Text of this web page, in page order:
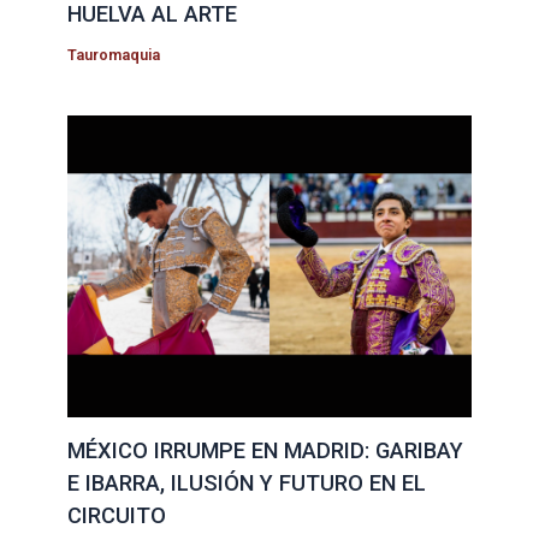
HUELVA AL ARTE
Tauromaquia
MÉXICO IRRUMPE EN MADRID: GARIBAY
E IBARRA, ILUSIÓN Y FUTURO EN EL
CIRCUITO